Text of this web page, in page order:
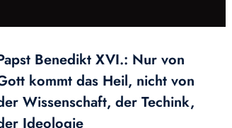
Benedikt XVI.: Nur von
kommt das Heil, nicht von
Wissenschaft, der Techink,
Ideologie